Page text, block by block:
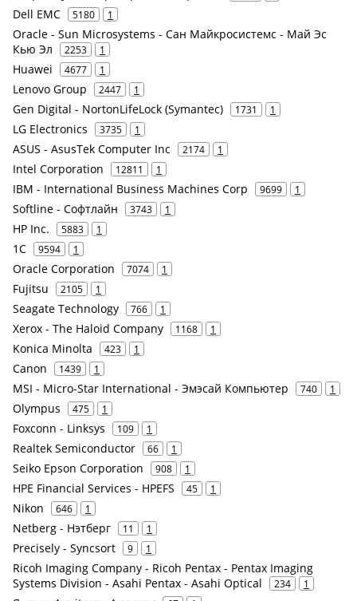
Dell EMC 5180 1
Oracle - Sun Microsystems - Сан Майкросистемс - Май Эс
Кью Эл
2253 1
Huawei 4677 1
Lenovo Group 2447 1
Gen Digital - NortonLifeLock (Symantec) 1731 1
LG Electronics 3735 1
ASUS - AsusTek Computer Inc 2174 1
Intel Corporation 12811 1
IBM - International Business Machines Corp 9699 1
Softline - Софтлайн 3743 1
HP Inc. 5883 1
1С 9594 1
Oracle Corporation 7074 1
Fujitsu 2105 1
Seagate Technology 766 1
Xerox - The Haloid Company 1168 1
Konica Minolta 423 1
Canon 1439 1
MSI - Micro-Star International - Эмэсай Компьютер 740 1
Olympus 475 1
Foxconn - Linksys 109 1
Realtek Semiconductor 66 1
Seiko Epson Corporation 908 1
HPE Financial Services - HPEFS 45 1
Nikon 646 1
Netberg - Нэтберг 11 1
Precisely - Syncsort 9 1
Ricoh Imaging Company - Ricoh Pentax - Pentax Imaging
Systems Division - Asahi Pentax - Asahi Optical
234 1